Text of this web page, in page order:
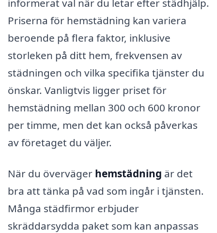
informerat val när du letar efter städhjälp.
Priserna för hemstädning kan variera
beroende på flera faktor, inklusive
storleken på ditt hem, frekvensen av
städningen och vilka specifika tjänster du
önskar. Vanligtvis ligger priset för
hemstädning mellan 300 och 600 kronor
per timme, men det kan också påverkas
av företaget du väljer.
När du överväger hemstädning är det
bra att tänka på vad som ingår i tjänsten.
Många städfirmor erbjuder
skräddarsydda paket som kan anpassas